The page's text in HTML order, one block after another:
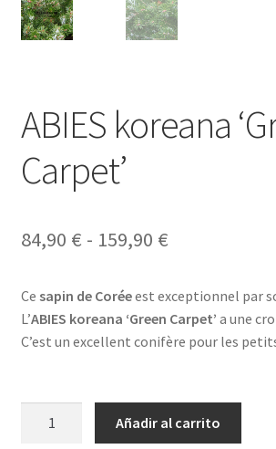
ABIES koreana
Carpet’
84,90 € - 159,90 €Rango
precios:
desde
hasta
159,90 €
Ce sapin de Coréeest exceptionnel par
L’ABIES koreana ‘Green Carpet’ a une
C’est un excellent conifère pour les
Añadir al carrito